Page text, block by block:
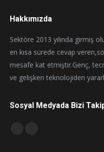
Hakkımızda
Sektöre 2013 yılında girmiş
en kısa sürede cevap
mesafe kat etmiştir.Genç,
ve gelişken teknolojiden
Sosyal Medyada Bizi